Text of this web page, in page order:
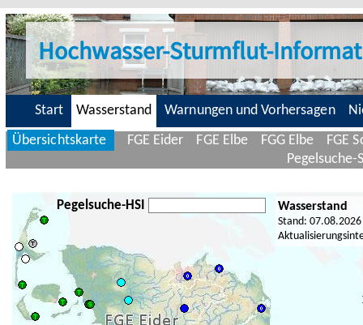
Hochwasser-Sturmflut-
Start Wasserstand Warnungen und Vorhersagen
Übersichtskarte
FGE Eider FGE Elbe FGG Elbe
FGE
Pegelsuche-
Pegelsuche-HSI Wasserstand
Stand: